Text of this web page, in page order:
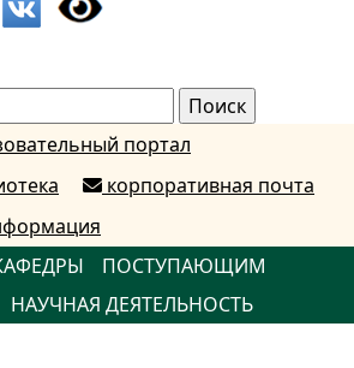
портал
корпоративная почта
ПОСТУПАЮЩИМ
НАУЧНАЯ ДЕЯТЕЛЬНОСТЬ